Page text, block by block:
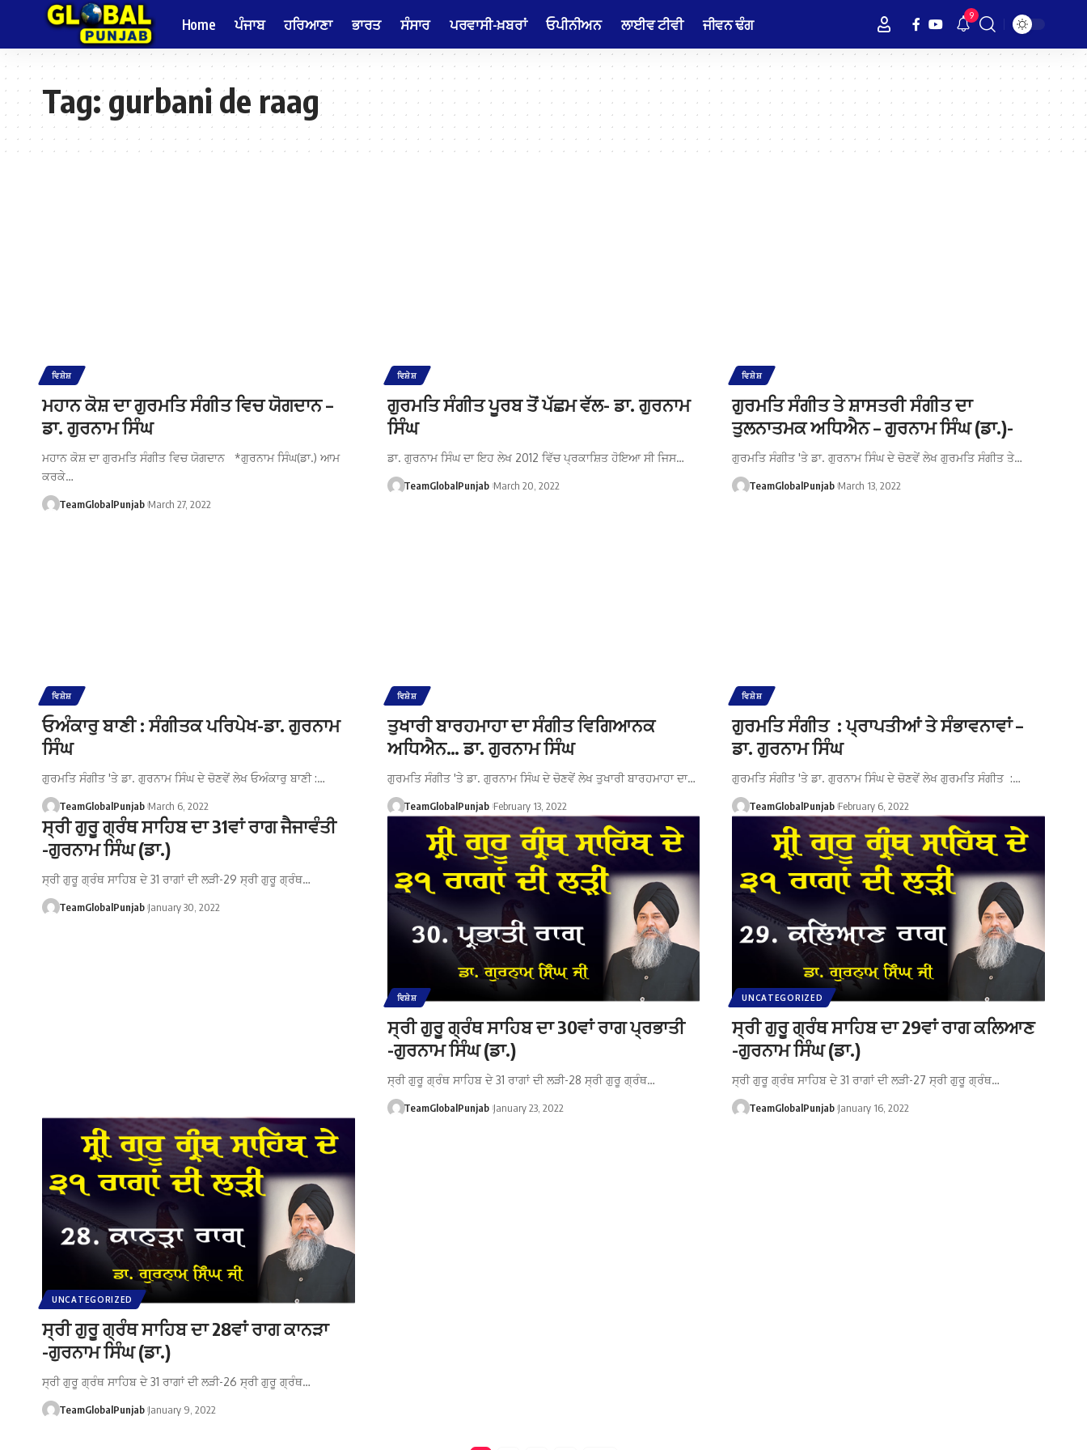
Home ਪੰਜਾਬ ਹਰਿਆਣਾ ਭਾਰਤ ਸੰਸਾਰ ਪਰਵਾਸੀ-ਖ਼ਬਰਾਂ ਓਪੀਨੀਅਨ ਲਾਈਵ ਟੀਵੀ ਜੀਵਨ ਢੰਗ 9
Tag:gurbani de raag
ਵਿਸ਼ੇਸ਼
ਮਹਾਨ ਕੋਸ਼ ਦਾ ਗੁਰਮਤਿ ਸੰਗੀਤ ਵਿਚ ਯੋਗਦਾਨ –
ਡਾ. ਗੁਰਨਾਮ ਸਿੰਘ
ਮਹਾਨ ਕੋਸ਼ ਦਾ ਗੁਰਮਤਿ ਸੰਗੀਤ ਵਿਚ ਯੋਗਦਾਨ *ਗੁਰਨਾਮ ਸਿੰਘ(ਡਾ.) ਆਮ
ਕਰਕੇ…
TeamGlobalPunjab March 27, 2022
ਵਿਸ਼ੇਸ਼
ਗੁਰਮਤਿ ਸੰਗੀਤ ਪੂਰਬ ਤੋਂ ਪੱਛਮ ਵੱਲ- ਡਾ. ਗੁਰਨਾਮ
ਸਿੰਘ
ਡਾ. ਗੁਰਨਾਮ ਸਿੰਘ ਦਾ ਇਹ ਲੇਖ 2012 ਵਿੱਚ ਪ੍ਰਕਾਸ਼ਿਤ ਹੋਇਆ ਸੀ ਜਿਸ…
TeamGlobalPunjab March 20, 2022
ਵਿਸ਼ੇਸ਼
ਗੁਰਮਤਿ ਸੰਗੀਤ ਤੇ ਸ਼ਾਸਤਰੀ ਸੰਗੀਤ ਦਾ
ਤੁਲਨਾਤਮਕ ਅਧਿਐਨ – ਗੁਰਨਾਮ ਸਿੰਘ (ਡਾ.)-
ਗੁਰਮਤਿ ਸੰਗੀਤ 'ਤੇ ਡਾ. ਗੁਰਨਾਮ ਸਿੰਘ ਦੇ ਚੋਣਵੇਂ ਲੇਖ ਗੁਰਮਤਿ ਸੰਗੀਤ ਤੇ…
TeamGlobalPunjab March 13, 2022
ਵਿਸ਼ੇਸ਼
ਓਅੰਕਾਰੁ ਬਾਣੀ : ਸੰਗੀਤਕ ਪਰਿਪੇਖ-ਡਾ. ਗੁਰਨਾਮ
ਸਿੰਘ
ਗੁਰਮਤਿ ਸੰਗੀਤ 'ਤੇ ਡਾ. ਗੁਰਨਾਮ ਸਿੰਘ ਦੇ ਚੋਣਵੇਂ ਲੇਖ ਓਅੰਕਾਰੁ ਬਾਣੀ :…
TeamGlobalPunjab March 6, 2022
ਵਿਸ਼ੇਸ਼
ਤੁਖਾਰੀ ਬਾਰਹਮਾਹਾ ਦਾ ਸੰਗੀਤ ਵਿਗਿਆਨਕ
ਅਧਿਐਨ… ਡਾ. ਗੁਰਨਾਮ ਸਿੰਘ
ਗੁਰਮਤਿ ਸੰਗੀਤ 'ਤੇ ਡਾ. ਗੁਰਨਾਮ ਸਿੰਘ ਦੇ ਚੋਣਵੇਂ ਲੇਖ ਤੁਖਾਰੀ ਬਾਰਹਮਾਹਾ ਦਾ…
TeamGlobalPunjab February 13, 2022
ਵਿਸ਼ੇਸ਼
ਗੁਰਮਤਿ ਸੰਗੀਤ : ਪ੍ਰਾਪਤੀਆਂ ਤੇ ਸੰਭਾਵਨਾਵਾਂ –
ਡਾ. ਗੁਰਨਾਮ ਸਿੰਘ
ਗੁਰਮਤਿ ਸੰਗੀਤ 'ਤੇ ਡਾ. ਗੁਰਨਾਮ ਸਿੰਘ ਦੇ ਚੋਣਵੇਂ ਲੇਖ ਗੁਰਮਤਿ ਸੰਗੀਤ :…
TeamGlobalPunjab February 6, 2022
ਸ੍ਰੀ ਗੁਰੂ ਗ੍ਰੰਥ ਸਾਹਿਬ ਦਾ 31ਵਾਂ ਰਾਗ ਜੈਜਾਵੰਤੀ
-ਗੁਰਨਾਮ ਸਿੰਘ (ਡਾ.)
ਸ੍ਰੀ ਗੁਰੂ ਗ੍ਰੰਥ ਸਾਹਿਬ ਦੇ 31 ਰਾਗਾਂ ਦੀ ਲੜੀ-29 ਸ੍ਰੀ ਗੁਰੂ ਗ੍ਰੰਥ…
TeamGlobalPunjab January 30, 2022
ਵਿਸ਼ੇਸ਼
ਸ੍ਰੀ ਗੁਰੂ ਗ੍ਰੰਥ ਸਾਹਿਬ ਦਾ 30ਵਾਂ ਰਾਗ ਪ੍ਰਭਾਤੀ
-ਗੁਰਨਾਮ ਸਿੰਘ (ਡਾ.)
ਸ੍ਰੀ ਗੁਰੂ ਗ੍ਰੰਥ ਸਾਹਿਬ ਦੇ 31 ਰਾਗਾਂ ਦੀ ਲੜੀ-28 ਸ੍ਰੀ ਗੁਰੂ ਗ੍ਰੰਥ…
TeamGlobalPunjab January 23, 2022
UNCATEGORIZED
ਸ੍ਰੀ ਗੁਰੂ ਗ੍ਰੰਥ ਸਾਹਿਬ ਦਾ 29ਵਾਂ ਰਾਗ ਕਲਿਆਣ
-ਗੁਰਨਾਮ ਸਿੰਘ (ਡਾ.)
ਸ੍ਰੀ ਗੁਰੂ ਗ੍ਰੰਥ ਸਾਹਿਬ ਦੇ 31 ਰਾਗਾਂ ਦੀ ਲੜੀ-27 ਸ੍ਰੀ ਗੁਰੂ ਗ੍ਰੰਥ…
TeamGlobalPunjab January 16, 2022
UNCATEGORIZED
ਸ੍ਰੀ ਗੁਰੂ ਗ੍ਰੰਥ ਸਾਹਿਬ ਦਾ 28ਵਾਂ ਰਾਗ ਕਾਨੜਾ
-ਗੁਰਨਾਮ ਸਿੰਘ (ਡਾ.)
ਸ੍ਰੀ ਗੁਰੂ ਗ੍ਰੰਥ ਸਾਹਿਬ ਦੇ 31 ਰਾਗਾਂ ਦੀ ਲੜੀ-26 ਸ੍ਰੀ ਗੁਰੂ ਗ੍ਰੰਥ…
TeamGlobalPunjab January 9, 2022